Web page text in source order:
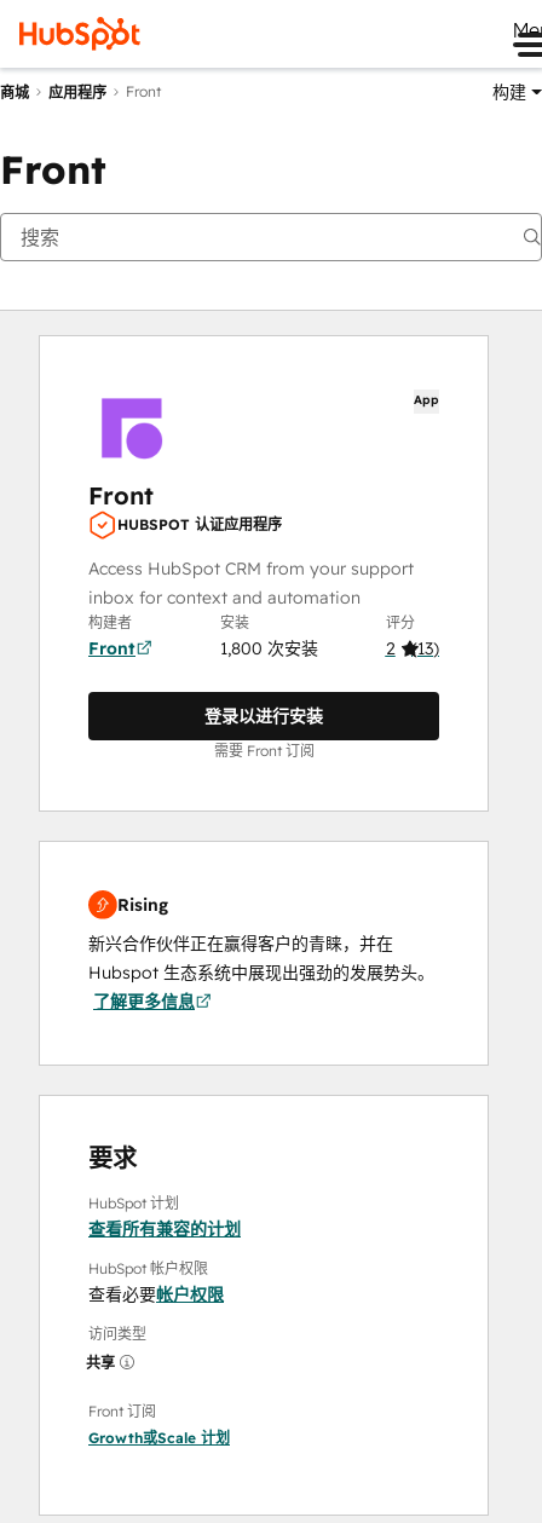
商城 应用程序 Front 构建
Front
App
Front
HUBSPOT 认证应用程序
Access HubSpot CRM from your support
inbox for context and automation
构建者
Front
安装
1,800 次安装
评分
2 (13)
登录以进行安装
需要 Front 订阅
Rising
新兴合作伙伴正在赢得客户的青睐，并在
Hubspot 生态系统中展现出强劲的发展势头。
了解更多信息
要求
HubSpot 计划
查看所有兼容的计划
HubSpot 帐户权限
查看必要帐户权限
访问类型
共享
Front 订阅
Growth或Scale 计划